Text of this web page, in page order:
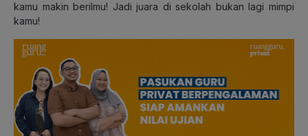
kamu makin berilmu! Jadi juara di sekolah bukan lagi mimpi
kamu!